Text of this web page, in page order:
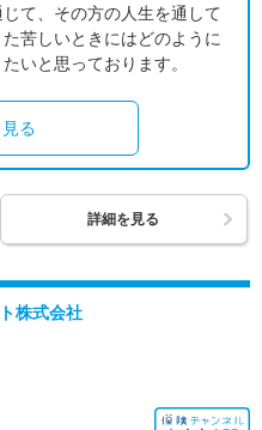
て、その方の人生を通して
苦しいときにはどのように
いと思っております。
る
詳細を見る
株式会社